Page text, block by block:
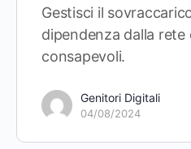
Gestisci il
dipendenza dalla
consapevoli.
Genitori Digitali
04/08/2024